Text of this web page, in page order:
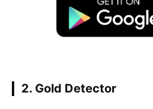
2. Gold Detector